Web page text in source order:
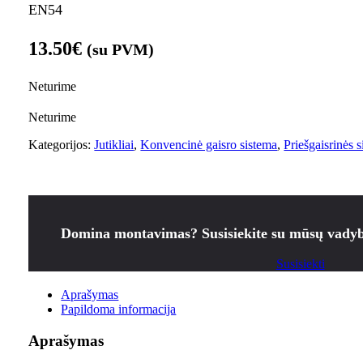
EN54
13.50€ (su PVM)
Neturime
Neturime
Kategorijos:Jutikliai,Konvencinė gaisro sistema,Priešgaisrinės
Domina montavimas? Susisiekite su mūsų
Susisiekti
Aprašymas
Papildoma informacija
Aprašymas